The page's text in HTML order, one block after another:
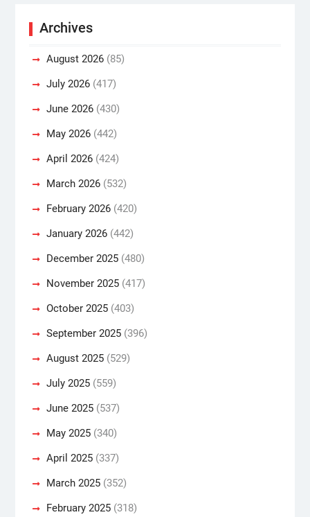
Archives
August 2026(85)
July 2026(417)
June 2026(430)
May 2026(442)
April 2026(424)
March 2026(532)
February 2026(420)
January 2026(442)
December 2025(480)
November 2025(417)
October 2025(403)
September 2025(396)
August 2025(529)
July 2025(559)
June 2025(537)
May 2025(340)
April 2025(337)
March 2025(352)
February 2025(318)